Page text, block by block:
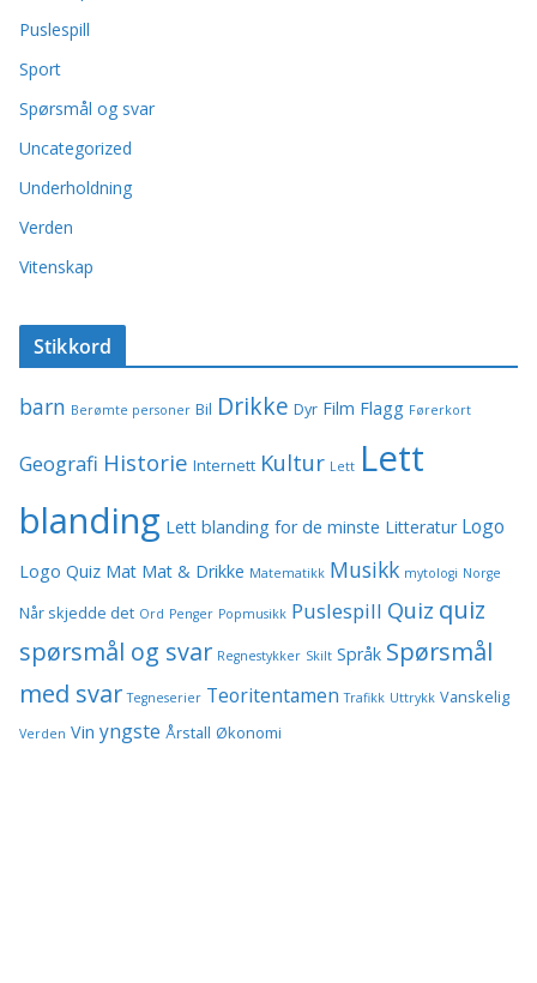
Puslespill
Sport
Spørsmål og svar
Uncategorized
Underholdning
Verden
Vitenskap
Stikkord
barn Berømte personer Bil Drikke Dyr Film Flagg Førerkort
Geografi Historie Internett Kultur Lett Lett
blanding Lett blanding for de minste Litteratur Logo
Logo Quiz Mat Mat & Drikke Matematikk Musikk mytologi Norge
Når skjedde det Ord Penger Popmusikk Puslespill Quiz quiz
spørsmål og svar Regnestykker Skilt Språk Spørsmål
med svar Tegneserier Teoritentamen Trafikk Uttrykk Vanskelig
Verden Vin yngste Årstall Økonomi